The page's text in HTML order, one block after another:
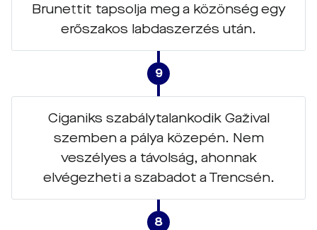
Brunettit tapsolja meg a közönség egy
erőszakos labdaszerzés után.
9
Ciganiks szabálytalankodik Gažival
szemben a pálya közepén. Nem
veszélyes a távolság, ahonnak
elvégezheti a szabadot a Trencsén.
8